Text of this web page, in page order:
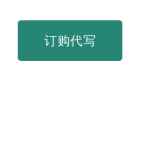
订购代写